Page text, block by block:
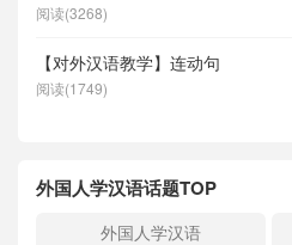
阅读(3268)
【对外汉语教学】连动句
阅读(1749)
外国人学汉语话题TOP
外国人学汉语